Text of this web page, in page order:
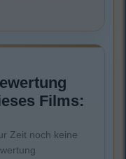
Films:
Zeit noch keine